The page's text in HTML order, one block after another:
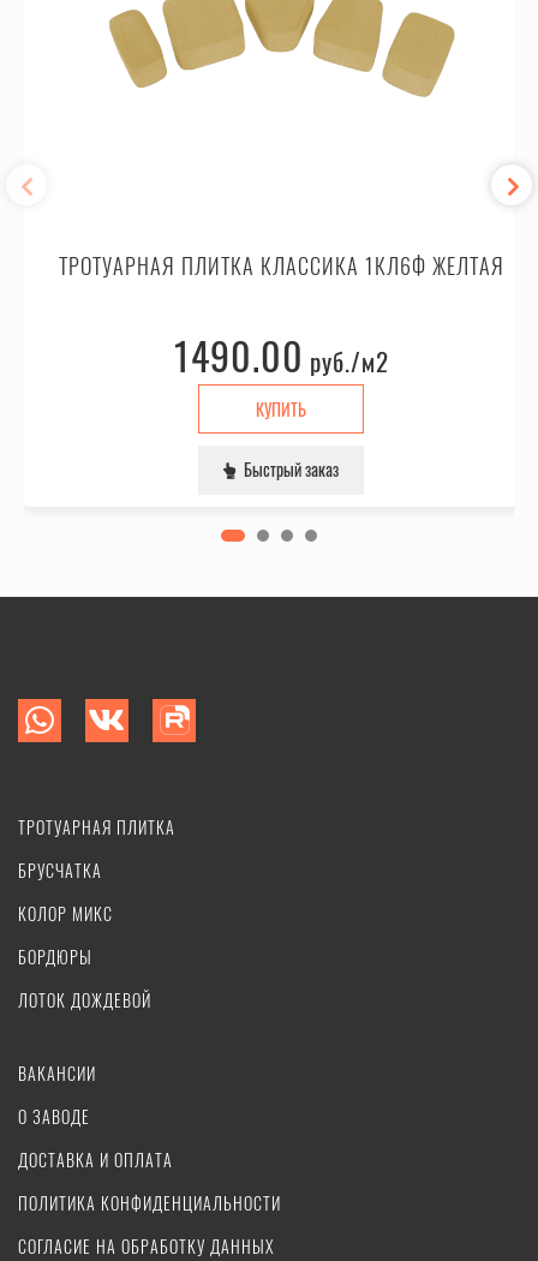
ТРОТУАРНАЯ ПЛИТКА КЛАССИКА 1КЛ6Ф ЖЕЛТАЯ
1490.00 руб./м2
КУПИТЬ
Быстрый заказ
ТРОТУАРНАЯ ПЛИТКА
БРУСЧАТКА
КОЛОР МИКС
БОРДЮРЫ
ЛОТОК ДОЖДЕВОЙ
ВАКАНСИИ
О ЗАВОДЕ
ДОСТАВКА И ОПЛАТА
ПОЛИТИКА КОНФИДЕНЦИАЛЬНОСТИ
СОГЛАСИЕ НА ОБРАБОТКУ ДАННЫХ